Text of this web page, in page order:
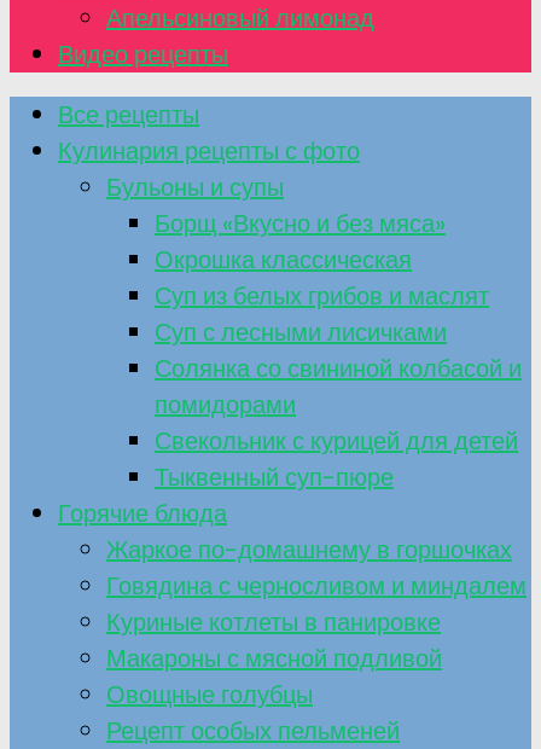
Апельсиновый лимонад
Видео рецепты
Все рецепты
Кулинария рецепты с фото
Бульоны и супы
Борщ «Вкусно и без мяса»
Окрошка классическая
Суп из белых грибов и маслят
Суп с лесными лисичками
Солянка со свининой колбасой и
помидорами
Свекольник с курицей для детей
Тыквенный суп-пюре
Горячие блюда
Жаркое по-домашнему в горшочках
Говядина с черносливом и миндалем
Куриные котлеты в панировке
Макароны с мясной подливой
Овощные голубцы
Рецепт особых пельменей